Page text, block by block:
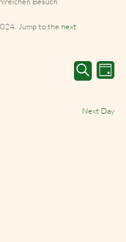
Jump to the next
Events
Search
Navigation
Search
Event
Views
Day
Next Day